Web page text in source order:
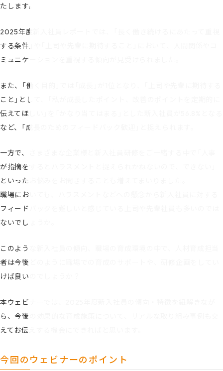
たします。
2025年度新入社員レポートでは、「長く働き続けるにあたって重視
する条件」や「上司や先輩に期待すること」において、人間関係やコ
ミュニケーションを重視する傾向が見受けられました。
また、「働く目的」では「成長」が1位となり、「上司や先輩に期待する
こと」として、「私が成長したポイント、改善のポイントを定期的に
伝えてほしい」を「かなり当てはまる」とした新入社員が56.8%となる
など、「成長のためのフィードバック歓迎」と捉えられます。
一方で、さまざまな企業様と新入社員研修をご一緒する中で「人事
が指摘をするとハラスメントと捉えられかねないので、できない」
といったお悩みをお聞きすることも増えてまいりました。
職場においても、ハラスメントなどへの懸念から新入社員に対する
フィードバックを難しいと感じている上司や先輩社員も多いのでは
ないでしょうか。
このような新入社員の傾向、職場の育成環境の中で、人材育成担当
者は今後どのように職場での育成のサポートや、研修企画をしてい
けば良いのでしょうか？
本ウェビナーでは、2025年度新入社員の傾向・特徴を紐解きなが
ら、今後の効果的な育成施策について、リアルな取り組み事例も交
えてお伝えする機会にできればと思います。
今回のウェビナーのポイント